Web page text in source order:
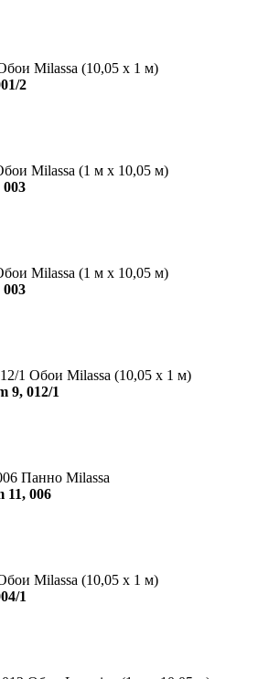
Milassa (10,05 х 1 м)
2
Milassa (1 м х 10,05 м)
Milassa (1 м х 10,05 м)
1 Обои Milassa (10,05 х 1 м)
9, 012/1
Панно Milassa
11, 006
Milassa (10,05 х 1 м)
1